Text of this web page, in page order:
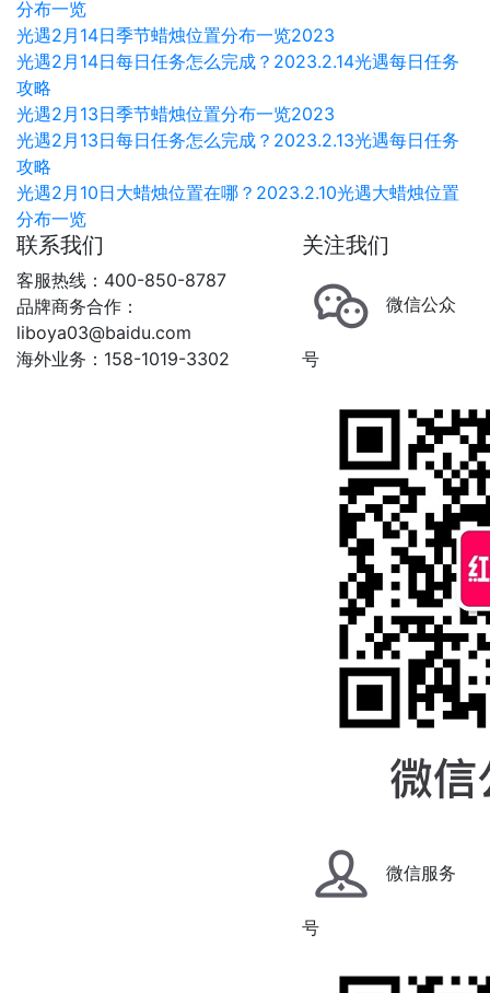
分布一览
光遇2月14日季节蜡烛位置分布一览2023
光遇2月14日每日任务怎么完成？2023.2.14光遇每日任务
攻略
光遇2月13日季节蜡烛位置分布一览2023
光遇2月13日每日任务怎么完成？2023.2.13光遇每日任务
攻略
光遇2月10日大蜡烛位置在哪？2023.2.10光遇大蜡烛位置
分布一览
联系我们
客服热线：400-850-8787
品牌商务合作：
liboya03@baidu.com
海外业务：158-1019-3302
关注我们
微信公众
号
微信服务
号